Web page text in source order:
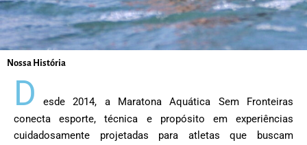
Nossa História
D
esde 2014, a Maratona Aquática Sem Fronteiras
conecta esporte, técnica e propósito em experiências
cuidadosamente projetadas para atletas que buscam